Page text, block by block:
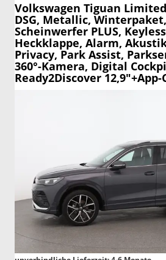
Volkswagen Tiguan Limited
DSG, Metallic,
Scheinwerfer PLUS,
Heckklappe, Alarm,
Privacy, Park Assist,
360°-Kamera, Digital
Ready2Discover